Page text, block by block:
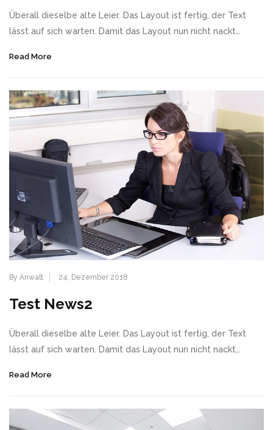
Überall dieselbe alte Leier. Das Layout ist fertig, der Text
lässt auf sich warten. Damit das Layout nun nicht nackt…
Read More
By Anwalt 24. Dezember 2018
Test News2
Überall dieselbe alte Leier. Das Layout ist fertig, der Text
lässt auf sich warten. Damit das Layout nun nicht nackt…
Read More